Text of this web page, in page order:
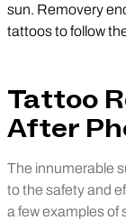
sun. Removery
tattoos to follow
Tattoo
After
The innumerable
to the safety and
a few examples of